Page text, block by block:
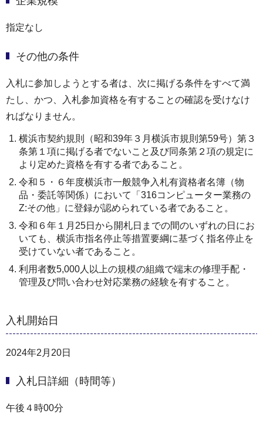
指定なし
その他の条件
入札に参加しようとする者は、次に掲げる条件をすべて満
たし、かつ、入札参加資格を有することの確認を受けなけ
ればなりません。
横浜市契約規則（昭和39年３月横浜市規則第59号）第３
条第１項に掲げる者でないこと及び同条第２項の規定に
より定めた資格を有する者であること。
令和５・６年度横浜市一般競争入札有資格者名簿（物
品・委託等関係）において「316コンピューター業務の
Z:その他」に登録が認められている者であること。
令和６年１月25日から開札日までの間のいずれの日にお
いても、横浜市指名停止等措置要綱に基づく指名停止を
受けていない者であること。
利用者数5,000人以上の規模の組織で端末の修理手配・
管理及び問い合わせ対応業務の経験を有すること。
入札開始日
2024年2月20日
入札日詳細（時間等）
午後４時00分